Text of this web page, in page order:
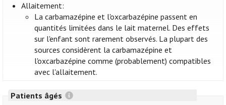
Allaitement:
La carbamazépine et l'oxcarbazépine passent en
quantités limitées dans le lait maternel. Des effets
sur l'enfant sont rarement observés. La plupart des
sources considèrent la carbamazépine et
l'oxcarbazépine comme (probablement) compatibles
avec l'allaitement.
Patients âgés